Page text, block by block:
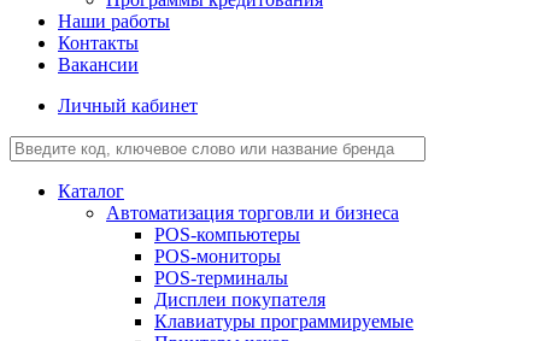
Наши работы
Контакты
Вакансии
Личный кабинет
Каталог
Автоматизация торговли и бизнеса
POS-компьютеры
POS-мониторы
POS-терминалы
Дисплеи покупателя
Клавиатуры программируемые